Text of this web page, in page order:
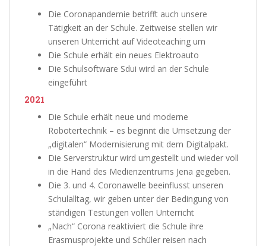
Die Coronapandemie betrifft auch unsere
Tätigkeit an der Schule. Zeitweise stellen wir
unseren Unterricht auf Videoteaching um
Die Schule erhält ein neues Elektroauto
Die Schulsoftware Sdui wird an der Schule
eingeführt
2021
Die Schule erhält neue und moderne
Robotertechnik – es beginnt die Umsetzung der
„digitalen“ Modernisierung mit dem Digitalpakt.
Die Serverstruktur wird umgestellt und wieder voll
in die Hand des Medienzentrums Jena gegeben.
Die 3. und 4. Coronawelle beeinflusst unseren
Schulalltag, wir geben unter der Bedingung von
ständigen Testungen vollen Unterricht
„Nach“ Corona reaktiviert die Schule ihre
Erasmusprojekte und Schüler reisen nach